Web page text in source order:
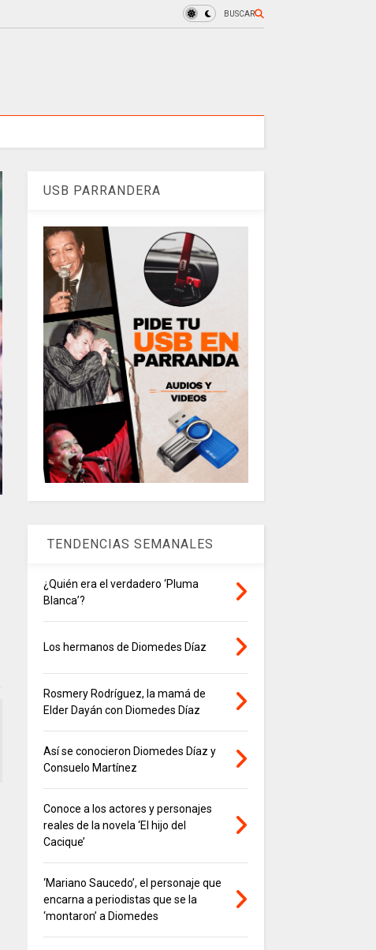
BUSCAR
USB PARRANDERA
TENDENCIAS SEMANALES
¿Quién era el verdadero ‘Pluma
Blanca’?
Los hermanos de Diomedes Díaz
Rosmery Rodríguez, la mamá de
Elder Dayán con Diomedes Díaz
Así se conocieron Diomedes Díaz y
Consuelo Martínez
Conoce a los actores y personajes
reales de la novela ‘El hijo del
Cacique’
‘Mariano Saucedo’, el personaje que
encarna a periodistas que se la
‘montaron’ a Diomedes